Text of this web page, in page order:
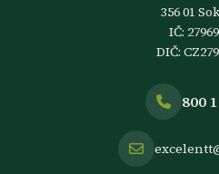
356 01
IČ:
DIČ:
800